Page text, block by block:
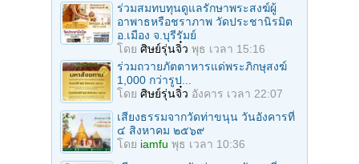
ร่วมสมทบทุนดูแลรักษาพระสงฆ์ผู้
อาพาธหรือชราภาพ วัดประชานิรมิต
อ.เมือง จ.บุรีรัมย์
โดย ศิษย์รุ่นจิ๋ว พุธ เวลา 15:16
ร่วมถวายภัตตาหารแด่พระภิกษุสงฆ์
1,000 กว่ารูป...
โดย ศิษย์รุ่นจิ๋ว อังคาร เวลา 22:07
เสียงธรรมจากวัดท่าขนุน วันอังคารที่
๔ สิงหาคม ๒๕๖๙
โดย iamfu พุธ เวลา 10:36